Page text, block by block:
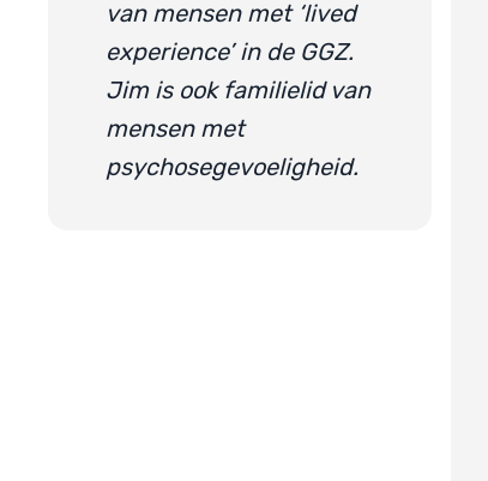
van mensen met ‘lived
experience’ in de GGZ.
Jim is ook familielid van
mensen met
psychosegevoeligheid.